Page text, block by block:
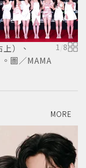
）、
圖／MAMA
1 /8
MORE